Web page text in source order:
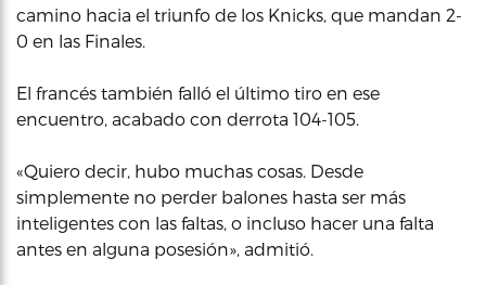
camino hacia el triunfo de los Knicks, que mandan 2-
0 en las Finales.
El francés también falló el último tiro en ese
encuentro, acabado con derrota 104-105.
«Quiero decir, hubo muchas cosas. Desde
simplemente no perder balones hasta ser más
inteligentes con las faltas, o incluso hacer una falta
antes en alguna posesión», admitió.